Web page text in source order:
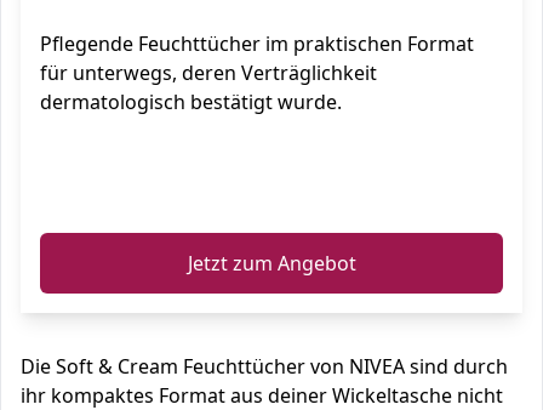
Pflegende Feuchttücher im praktischen Format
für unterwegs, deren Verträglichkeit
dermatologisch bestätigt wurde.
Jetzt zum Angebot
Die Soft & Cream Feuchttücher von NIVEA sind durch
ihr kompaktes Format aus deiner Wickeltasche nicht